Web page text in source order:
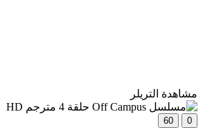
مشاهدة التريلر
0
60